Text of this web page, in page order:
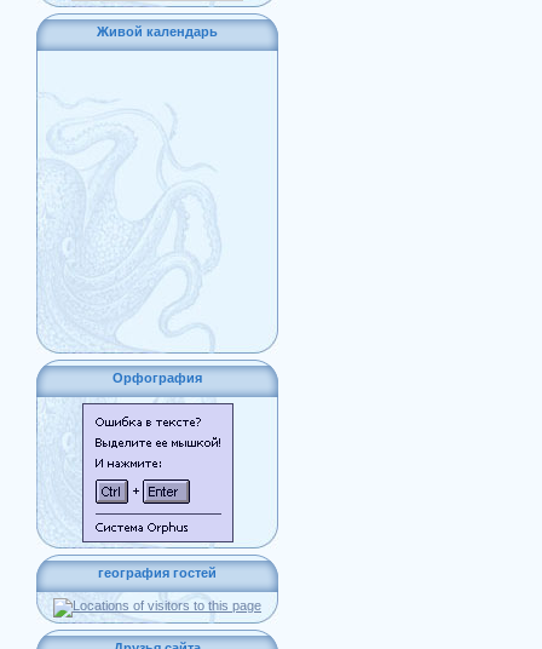
Живой календарь
Орфография
география гостей